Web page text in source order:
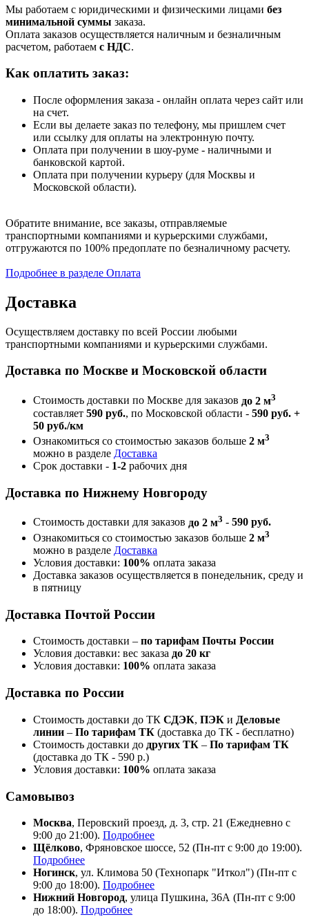
Мы работаем с юридическими и физическими лицами без
минимальной суммы заказа.
Оплата заказов осуществляется наличным и безналичным
расчетом, работаем с НДС.
Как оплатить заказ:
После оформления заказа - онлайн оплата через сайт или
на счет.
Если вы делаете заказ по телефону, мы пришлем счет
или ссылку для оплаты на электронную почту.
Оплата при получении в шоу-руме - наличными и
банковской картой.
Оплата при получении курьеру (для Москвы и
Московской области).
Обратите внимание, все заказы, отправляемые
транспортными компаниями и курьерскими службами,
отгружаются по 100% предоплате по безналичному расчету.
Подробнее в разделе Оплата
Доставка
Осуществляем доставку по всей России любыми
транспортными компаниями и курьерскими службами.
Доставка по Москве и Московской области
Стоимость доставки по Москве для заказов до 2 м3
составляет 590 руб., по Московской области - 590 руб. +
50 руб./км
Ознакомиться со стоимостью заказов больше 2 м3
можно в разделе Доставка
Срок доставки - 1-2 рабочих дня
Доставка по Нижнему Новгороду
Стоимость доставки для заказов до 2 м3 - 590 руб.
Ознакомиться со стоимостью заказов больше 2 м3
можно в разделе Доставка
Условия доставки: 100% оплата заказа
Доставка заказов осуществляется в понедельник, среду и
в пятницу
Доставка Почтой России
Стоимость доставки – по тарифам Почты России
Условия доставки: вес заказа до 20 кг
Условия доставки: 100% оплата заказа
Доставка по России
Стоимость доставки до ТК СДЭК, ПЭК и Деловые
линии – По тарифам ТК (доставка до ТК - бесплатно)
Стоимость доставки до других ТК – По тарифам ТК
(доставка до ТК - 590 р.)
Условия доставки: 100% оплата заказа
Самовывоз
Москва, Перовский проезд, д. 3, стр. 21 (Ежедневно с
9:00 до 21:00). Подробнее
Щёлково, Фряновское шоссе, 52 (Пн-пт с 9:00 до 19:00).
Подробнее
Ногинск, ул. Климова 50 (​Технопарк "Иткол") (Пн-пт с
9:00 до 18:00). Подробнее
Нижний Новгород, улица Пушкина, 36А (Пн-пт с 9:00
до 18:00). Подробнее